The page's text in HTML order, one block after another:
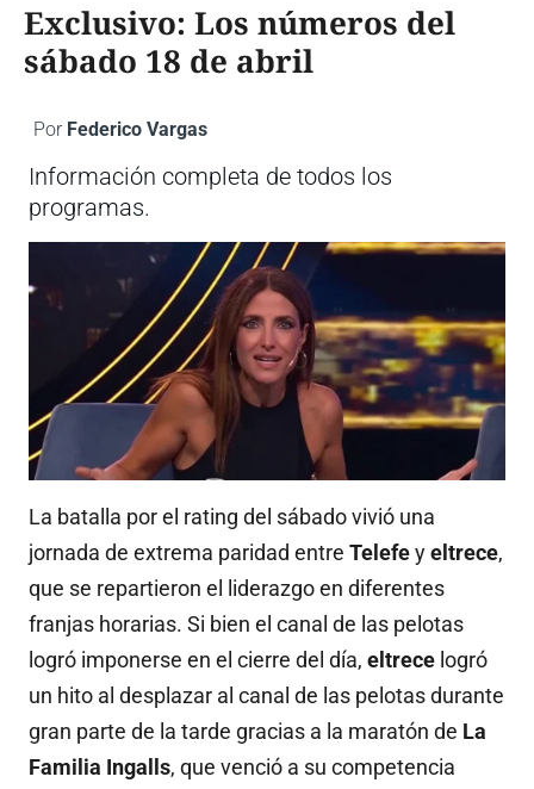
Exclusivo: Los números del
sábado 18 de abril
Por Federico Vargas
Información completa de todos los
programas.
La batalla por el rating del sábado vivió una
jornada de extrema paridad entre Telefeyeltrece,
que se repartieron el liderazgo en diferentes
franjas horarias. Si bien el canal de las pelotas
logró imponerse en el cierre del día, eltrece logró
un hito al desplazar al canal de las pelotas durante
gran parte de la tarde gracias a la maratón de La
Familia Ingalls, que venció a su competencia